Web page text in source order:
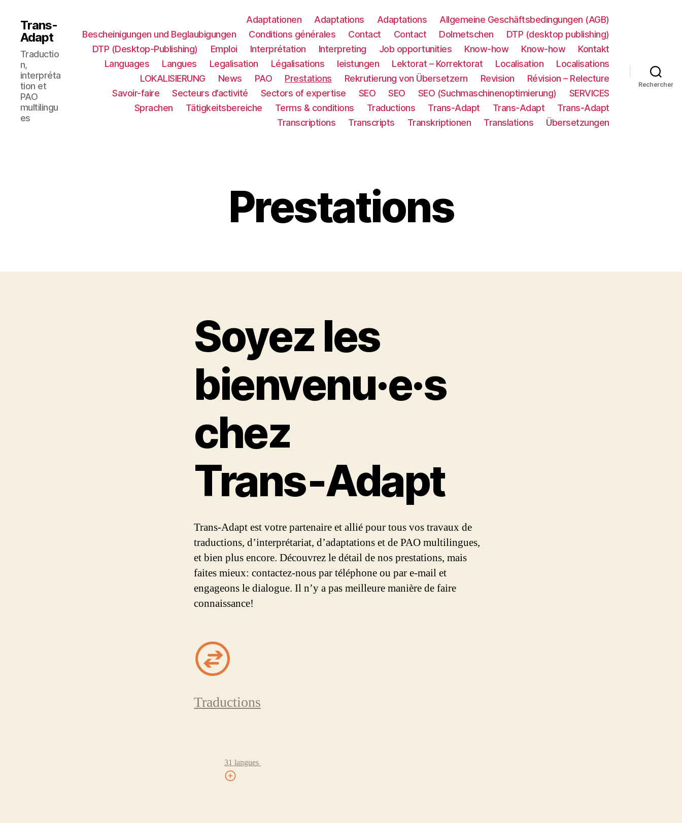
Trans-
Adapt
Traductio
n,
interpréta
tion et
PAO
multilingu
es
Adaptationen Adaptations Adaptations
Allgemeine Geschäftsbedingungen (AGB)
Bescheinigungen und Beglaubigungen
Conditions générales Contact Contact Dolmetschen
DTP (desktop publishing)
DTP (Desktop-Publishing)
Emploi Interprétation Interpreting Job opportunities Know-how Know-how
Kontakt
Languages
Langues Legalisation Légalisations leistungen Lektorat – Korrektorat Localisation
Localisations
LOKALISIERUNG​
News PAO Prestations Rekrutierung von Übersetzern Revision
Révision – Relecture
Savoir-faire
Secteurs d’activité Sectors of expertise SEO SEO SEO (Suchmaschinenoptimierung)
SERVICES
Sprachen
Tätigkeitsbereiche Terms & conditions Traductions Trans-Adapt Trans-Adapt
Trans-Adapt
Transcriptions
Transcripts Transkriptionen Translations Übersetzungen
Rechercher
Prestations
Soyez les
bienvenu·e·s
chez
Trans‑Adapt
Trans-Adapt est votre partenaire et allié pour tous vos travaux de
traductions, d’interprétariat, d’adaptations et de PAO multilingues,
et bien plus encore. Découvrez le détail de nos prestations, mais
faites mieux: contactez-nous par téléphone ou par e-mail et
engageons le dialogue. Il n’y a pas meilleure manière de faire
connaissance!
Traductions
31 langues